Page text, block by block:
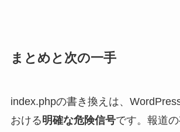
まとめと次の一手
index.phpの書き換えは、
おける明確な危険信号です。報道